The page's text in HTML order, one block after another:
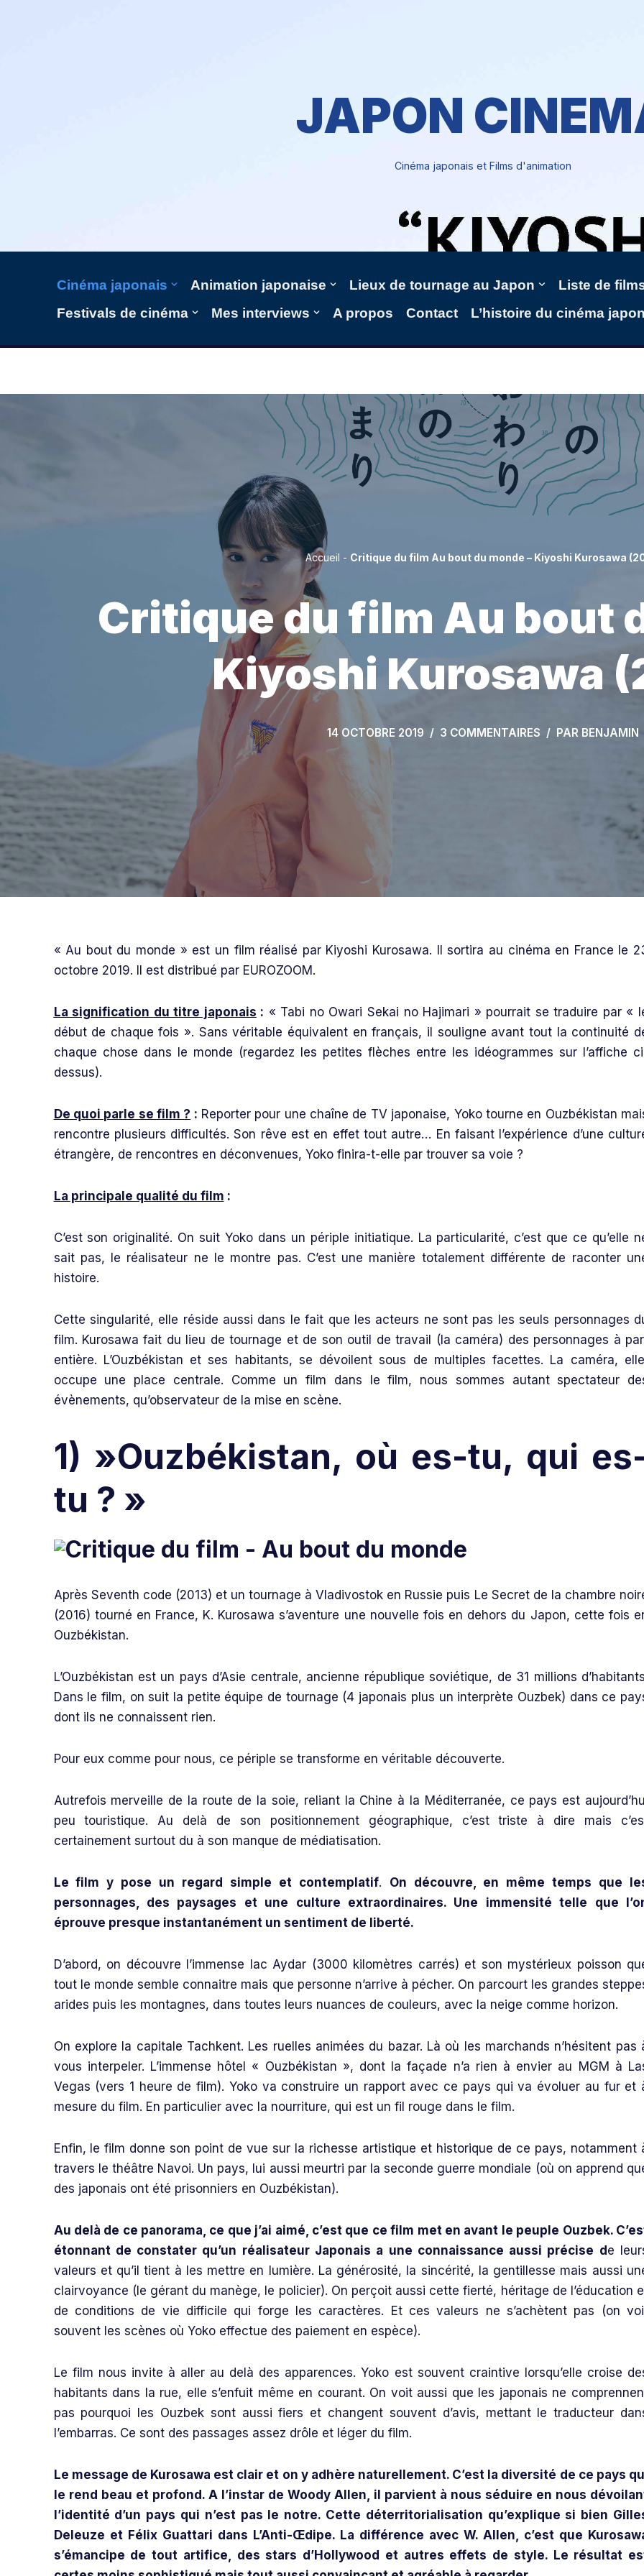
JAPON
Cinéma japonais et Films d'animation
Cinéma japonais Animation japonaise Lieux de tournage au Japon
Liste de
Festivals de cinéma
Mes interviews A propos Contact L’histoire du cinéma
Accueil - Critique du film Au bout du monde – Kiyoshi Kurosawa
Critique du film Au bout
Kiyoshi Kurosawa
14 OCTOBRE 2019 3 COMMENTAIRES PAR BENJAMIN
« Au bout du monde » est un film réalisé par Kiyoshi Kurosawa. Il sortira au cinéma en France le
octobre 2019. Il est distribué par EUROZOOM.
La signification du titre japonais : « Tabi no Owari Sekai no Hajimari » pourrait se traduire par «
début de chaque fois ». Sans véritable équivalent en français, il souligne avant tout la continuité
chaque chose dans le monde (regardez les petites flèches entre les idéogrammes sur l’affiche
dessus).
De quoi parle se film ? : Reporter pour une chaîne de TV japonaise, Yoko tourne en Ouzbékistan
rencontre plusieurs difficultés. Son rêve est en effet tout autre… En faisant l’expérience d’une
étrangère, de rencontres en déconvenues, Yoko finira-t-elle par trouver sa voie ?
La principale qualité du film :
C’est son originalité. On suit Yoko dans un périple initiatique. La particularité, c’est que ce qu’elle
sait pas, le réalisateur ne le montre pas. C’est une manière totalement différente de raconter
histoire.
Cette singularité, elle réside aussi dans le fait que les acteurs ne sont pas les seuls personnages
film. Kurosawa fait du lieu de tournage et de son outil de travail (la caméra) des personnages à
entière. L’Ouzbékistan et ses habitants, se dévoilent sous de multiples facettes. La caméra,
occupe une place centrale. Comme un film dans le film, nous sommes autant spectateur
évènements, qu’observateur de la mise en scène.
1) »Ouzbékistan, où es-tu, qui
tu ? »
Après Seventh code (2013) et un tournage à Vladivostok en Russie puis Le Secret de la chambre
(2016) tourné en France, K. Kurosawa s’aventure une nouvelle fois en dehors du Japon, cette fois
Ouzbékistan.
L’Ouzbékistan est un pays d’Asie centrale, ancienne république soviétique, de 31 millions
Dans le film, on suit la petite équipe de tournage (4 japonais plus un interprète Ouzbek) dans ce
dont ils ne connaissent rien.
Pour eux comme pour nous, ce périple se transforme en véritable découverte.
Autrefois merveille de la route de la soie, reliant la Chine à la Méditerranée, ce pays est
peu touristique. Au delà de son positionnement géographique, c’est triste à dire mais
certainement surtout du à son manque de médiatisation.
Le film y pose un regard simple et contemplatif. On découvre, en même temps que
personnages, des paysages et une culture extraordinaires. Une immensité telle que
éprouve presque instantanément un sentiment de liberté.
D’abord, on découvre l’immense lac Aydar (3000 kilomètres carrés) et son mystérieux poisson
tout le monde semble connaitre mais que personne n’arrive à pécher. On parcourt les grandes
arides puis les montagnes, dans toutes leurs nuances de couleurs, avec la neige comme horizon.
On explore la capitale Tachkent. Les ruelles animées du bazar. Là où les marchands n’hésitent pas
vous interpeler. L’immense hôtel « Ouzbékistan », dont la façade n’a rien à envier au MGM à
Vegas (vers 1 heure de film). Yoko va construire un rapport avec ce pays qui va évoluer au fur et
mesure du film. En particulier avec la nourriture, qui est un fil rouge dans le film.
Enfin, le film donne son point de vue sur la richesse artistique et historique de ce pays, notamment
travers le théâtre Navoi. Un pays, lui aussi meurtri par la seconde guerre mondiale (où on apprend
des japonais ont été prisonniers en Ouzbékistan).
Au delà de ce panorama, ce que j’ai aimé, c’est que ce film met en avant le peuple Ouzbek.
étonnant de constater qu’un réalisateur Japonais a une connaissance aussi précise d e
valeurs et qu’il tient à les mettre en lumière. La générosité, la sincérité, la gentillesse mais aussi
clairvoyance (le gérant du manège, le policier). On perçoit aussi cette fierté, héritage de l’éducation
de conditions de vie difficile qui forge les caractères. Et ces valeurs ne s’achètent pas (on
souvent les scènes où Yoko effectue des paiement en espèce).
Le film nous invite à aller au delà des apparences. Yoko est souvent craintive lorsqu’elle croise
habitants dans la rue, elle s’enfuit même en courant. On voit aussi que les japonais ne
pas pourquoi les Ouzbek sont aussi fiers et changent souvent d’avis, mettant le traducteur
l’embarras. Ce sont des passages assez drôle et léger du film.
Le message de Kurosawa est clair et on y adhère naturellement. C’est la diversité de ce pays
le rend beau et profond. A l’instar de Woody Allen, il parvient à nous séduire en nous
l’identité d’un pays qui n’est pas le notre. Cette déterritorialisation qu’explique si bien
Deleuze et Félix Guattari dans L’Anti-Œdipe. La différence avec W. Allen, c’est que
s’émancipe de tout artifice, des stars d’Hollywood et autres effets de style. Le résultat